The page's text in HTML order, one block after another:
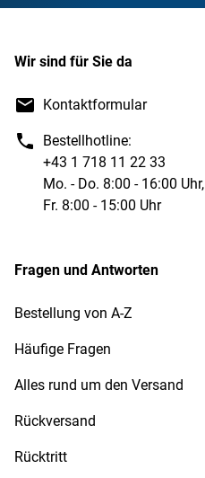
Wir sind für Sie da
Kontaktformular
Bestellhotline:
+43 1 718 11 22 33
Mo. - Do. 8:00 - 16:00 Uhr,
Fr. 8:00 - 15:00 Uhr
Fragen und Antworten
Bestellung von A-Z
Häufige Fragen
Alles rund um den Versand
Rückversand
Rücktritt